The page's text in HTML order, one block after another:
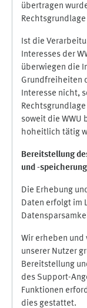
übertragen
Ist die
Interesses der
überwiegen die
Grundfreiheiten
Interesse nicht,
soweit die WWU
hoheitlich tätig
Bereitstellung
und -speicherung
Die Erhebung
Daten erfolgt im
Wir erheben und
unserer Nutzer
Bereitstellung
des Support-
Funktionen
dies gestattet.